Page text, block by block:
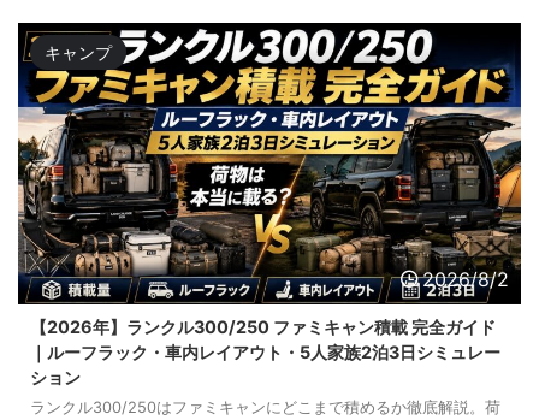
キャンプ
2026/8/2
【2026年】ランクル300/250 ファミキャン積載 完全ガイド
｜ルーフラック・車内レイアウト・5人家族2泊3日シミュレー
ション
ランクル300/250はファミキャンにどこまで積めるか徹底解説。荷